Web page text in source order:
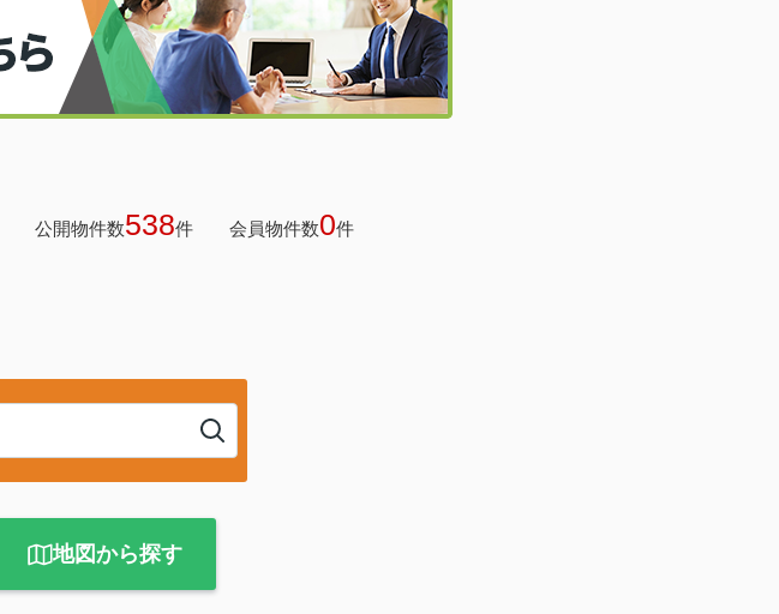
公開物件数538件 会員物件数0件
地図から探す